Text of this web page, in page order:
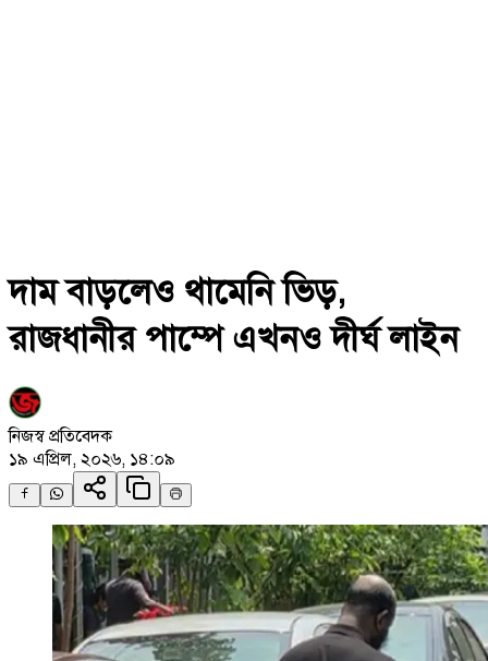
দাম বাড়লেও থামেনি ভিড়,
রাজধানীর পাম্পে এখনও দীর্ঘ লাইন
নিজস্ব প্রতিবেদক
১৯ এপ্রিল, ২০২৬, ১৪:০৯